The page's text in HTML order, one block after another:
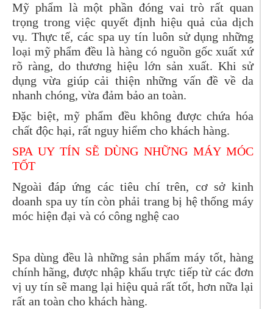
Mỹ phẩm là một phần đóng vai trò rất quan
trọng trong việc quyết định hiệu quả của dịch
vụ. Thực tế, các spa uy tín luôn sử dụng những
loại mỹ phẩm đều là hàng có nguồn gốc xuất xứ
rõ ràng, do thương hiệu lớn sản xuất. Khi sử
dụng vừa giúp cải thiện những vấn đề về da
nhanh chóng, vừa đảm bảo an toàn.
Đặc biệt, mỹ phẩm đều không được chứa hóa
chất độc hại, rất nguy hiểm cho khách hàng.
SPA UY TÍN SẼ DÙNG NHỮNG MÁY MÓC
TỐT
Ngoài đáp ứng các tiêu chí trên, cơ sở kinh
doanh spa uy tín còn phải trang bị hệ thống máy
móc hiện đại và có công nghệ cao
Spa dùng đều là những sản phẩm máy tốt, hàng
chính hãng, được nhập khẩu trực tiếp từ các đơn
vị uy tín sẽ mang lại hiệu quả rất tốt, hơn nữa lại
rất an toàn cho khách hàng.